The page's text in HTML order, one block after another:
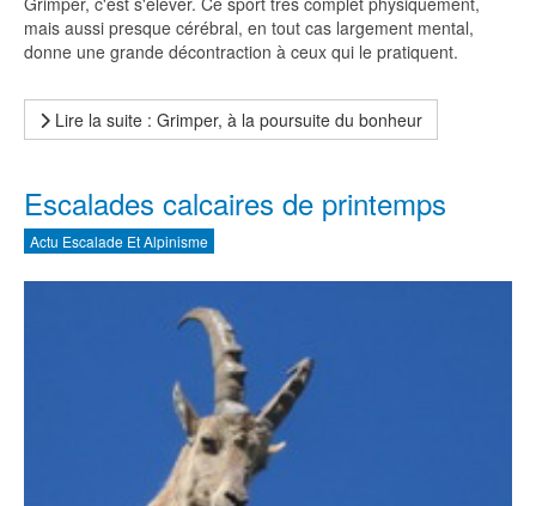
mais aussi presque cérébral, en tout cas largement mental,
donne une grande décontraction à ceux qui le pratiquent.
Lire la suite : Grimper, à la poursuite du bonheur
Escalades calcaires de printemps
Actu Escalade Et Alpinisme